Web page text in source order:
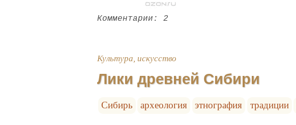
Комментарии: 2
Культура, искусство
Лики древней Сибири
Сибирь археология этнография традиции